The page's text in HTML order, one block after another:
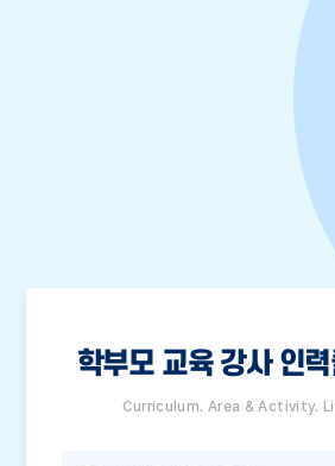
학부모 교육 강사 인
Curriculum. Area & Activity.